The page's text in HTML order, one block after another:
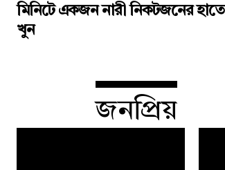
মিনিটে একজন নারী নিকটজনের হাতে
খুন
জনপ্রিয়